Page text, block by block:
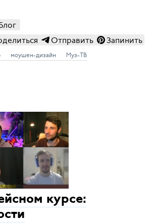
Отправить Запинить
моушен-дизайн Муз-ТВ
курсе: